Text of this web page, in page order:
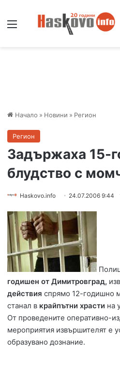
Начало » Новини » Регион
Регион
Задържаха 15-
блудство с
Haskovo.info 24.07.2006 9:44
годишен от Димитровград,
действия спрямо 12-годишно
станал в крайпътни храсти на
От проведените оперативно-
мероприятия извършителят е
образувано дознание.